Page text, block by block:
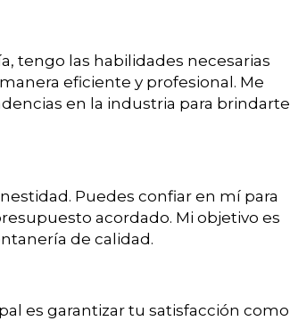
tengo las habilidades necesarias
eficiente y profesional. Me
en la industria para brindarte
Puedes confiar en mí para
acordado. Mi objetivo es
de calidad.
es garantizar tu satisfacción como